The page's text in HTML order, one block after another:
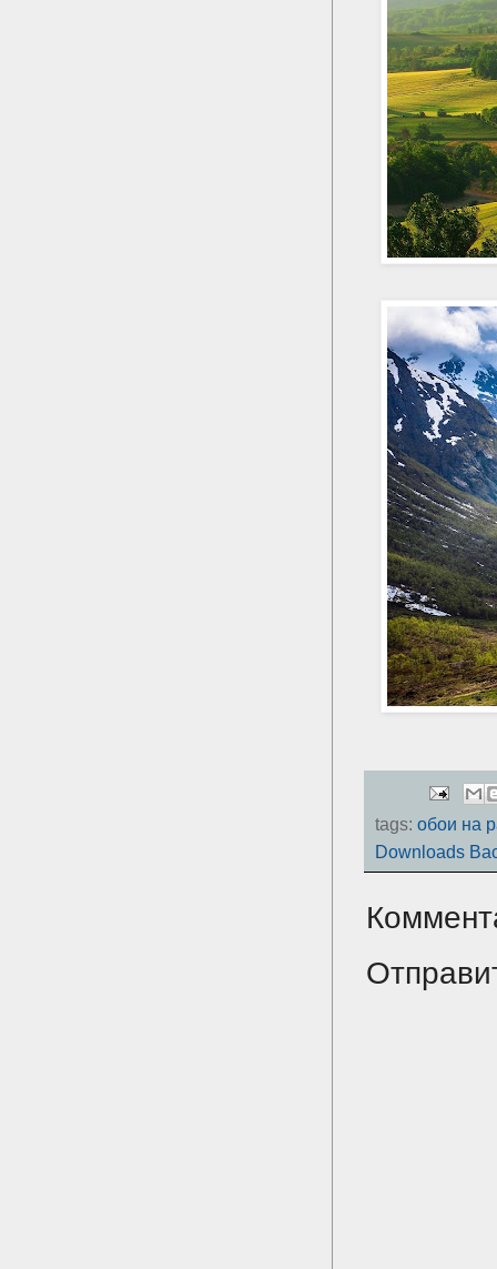
tags: обои на
Downloads